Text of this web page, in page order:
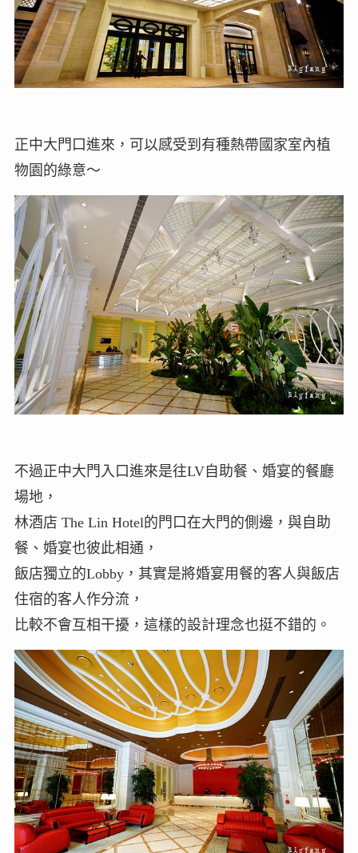
正中大門口進來，可以感受到有種熱帶國家室內植
物園的綠意～
不過正中大門入口進來是往LV自助餐、婚宴的餐廳
場地，
林酒店 The Lin Hotel的門口在大門的側邊，與自助
餐、婚宴也彼此相通，
飯店獨立的Lobby，其實是將婚宴用餐的客人與飯店
住宿的客人作分流，
比較不會互相干擾，這樣的設計理念也挺不錯的。